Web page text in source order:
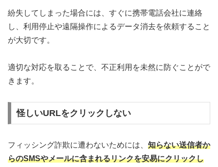
紛失してしまった場合には、すぐに携帯電話会社に連絡
し、利用停止や遠隔操作によるデータ消去を依頼すること
が大切です。
適切な対応を取ることで、不正利用を未然に防ぐことがで
きます。
怪しいURLをクリックしない
フィッシング詐欺に遭わないためには、 知らない送信者か
らのSMSやメールに含まれるリンクを安易にクリックし